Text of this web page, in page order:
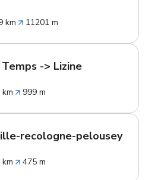
km 11201 m
-> Lizine
km 999 m
recologne-pelousey
475 m